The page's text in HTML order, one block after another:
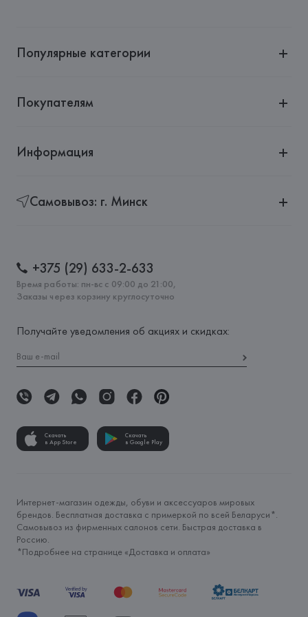
Популярные категории
Покупателям
Информация
Самовывоз: г. Минск
+375 (29) 633-2-633
Время работы: пн-вс с 09:00 до 21:00,
Заказы через корзину круглосуточно
Получайте уведомления об акциях и скидках:
Скачать
в App Store
Скачать
в Google Play
Интернет-магазин одежды, обуви и аксессуаров мировых
брендов. Бесплатная доставка с примеркой по всей Беларуси*.
Самовывоз из фирменных салонов сети. Быстрая доставка в
Россию.
*Подробнее на странице «Доставка и оплата»